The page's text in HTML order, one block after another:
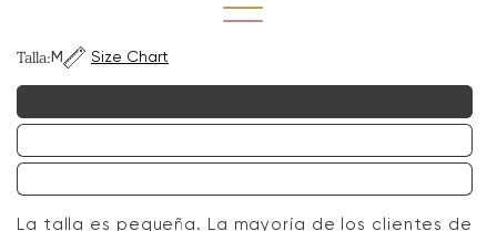
o
no
agotada
o
Variante
agotada
Variante
Talla: M Size Chart
agotado
disponible
agotada
disponible
agotado
no
La talla es pequeña. La mayoría de los clientes de